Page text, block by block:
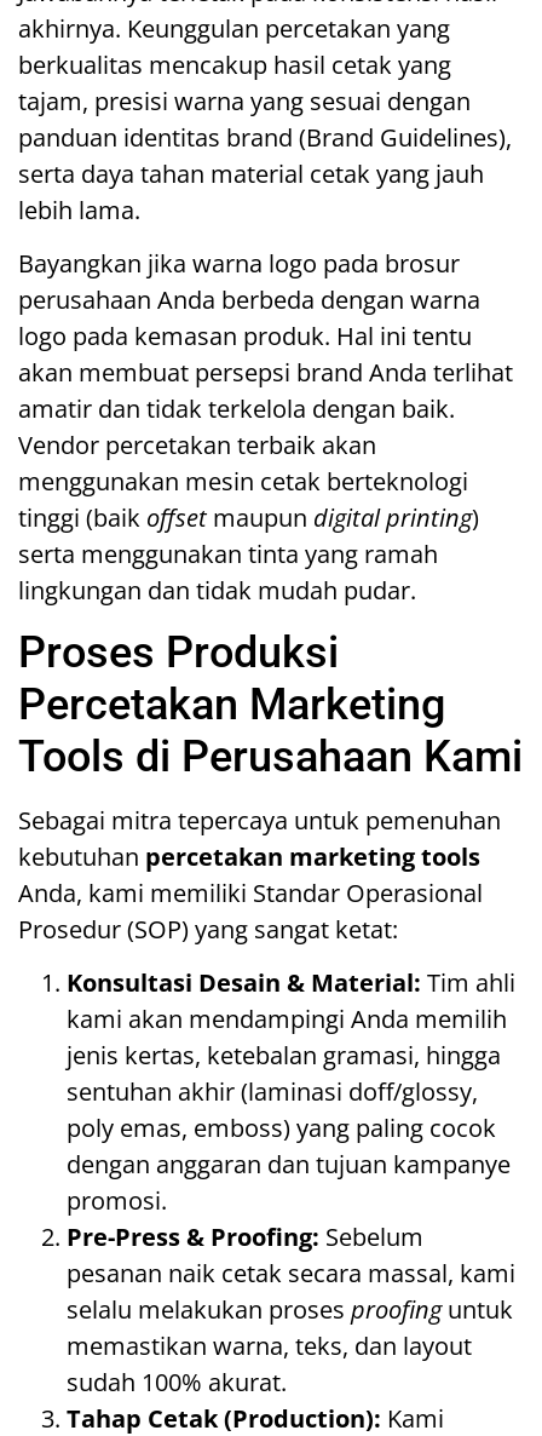
akhirnya. Keunggulan percetakan yang
berkualitas mencakup hasil cetak yang
tajam, presisi warna yang sesuai dengan
panduan identitas brand (Brand Guidelines),
serta daya tahan material cetak yang jauh
lebih lama.
Bayangkan jika warna logo pada brosur
perusahaan Anda berbeda dengan warna
logo pada kemasan produk. Hal ini tentu
akan membuat persepsi brand Anda terlihat
amatir dan tidak terkelola dengan baik.
Vendor percetakan terbaik akan
menggunakan mesin cetak berteknologi
tinggi (baik offsetmaupun digital printing)
serta menggunakan tinta yang ramah
lingkungan dan tidak mudah pudar.
Proses Produksi
Percetakan Marketing
Tools di Perusahaan Kami
Sebagai mitra tepercaya untuk pemenuhan
kebutuhan percetakan marketing tools
Anda, kami memiliki Standar Operasional
Prosedur (SOP) yang sangat ketat:
Konsultasi Desain & Material: Tim ahli
kami akan mendampingi Anda memilih
jenis kertas, ketebalan gramasi, hingga
sentuhan akhir (laminasi doff/glossy,
poly emas, emboss) yang paling cocok
dengan anggaran dan tujuan kampanye
promosi.
Pre-Press & Proofing: Sebelum
pesanan naik cetak secara massal, kami
selalu melakukan proses proofinguntuk
memastikan warna, teks, dan layout
sudah 100% akurat.
Tahap Cetak (Production): Kami